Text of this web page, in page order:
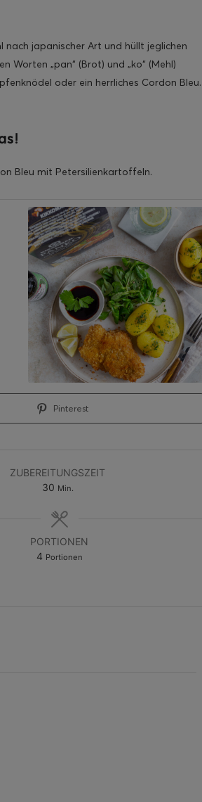
japanischer Art und hüllt jeglichen
Worten „pan“ (Brot) und „ko“ (Mehl)
oder ein herrliches Cordon Bleu.
Bleu mit Petersilienkartoffeln.
Pinterest
ZUBEREITUNGSZEIT
30 Min.
PORTIONEN
4 Portionen